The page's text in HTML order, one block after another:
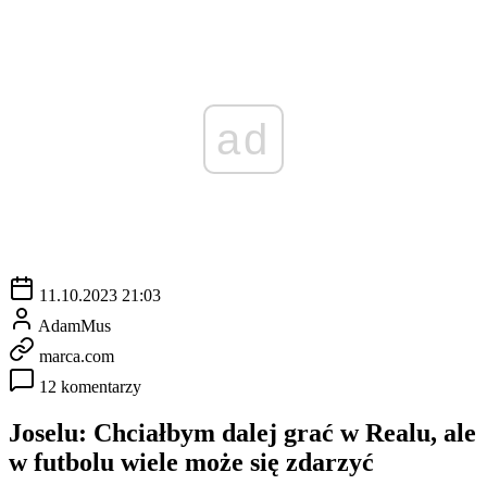
ad
11.10.2023 21:03
AdamMus
marca.com
12 komentarzy
Joselu: Chciałbym dalej grać w Realu, ale
w futbolu wiele może się zdarzyć